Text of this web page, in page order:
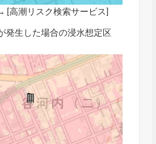
[高潮リスク検索サービス]
発生した場合の浸水想定区